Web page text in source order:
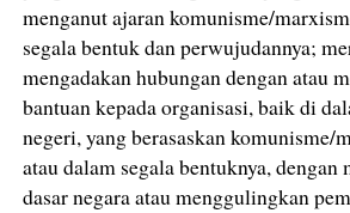
menganut ajaran komunisme/
segala bentuk dan perwujudannya;
mengadakan hubungan dengan atau
bantuan kepada organisasi, baik di
negeri, yang berasaskan komunisme/
atau dalam segala bentuknya, dengan
dasar negara atau menggulingkan